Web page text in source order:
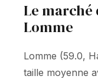
Le marché
Lomme
Lomme (59.0,
taille moyenne